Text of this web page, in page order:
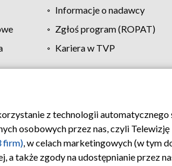
Informacje o nadawcy
Zgłoś program (ROPAT)
Kariera w TVP
prywatności Moje zgody
z technologii
osobowych przez nas, czyli
firm), w celach marketingowych (w tym
a także zgody na udostępnianie przez